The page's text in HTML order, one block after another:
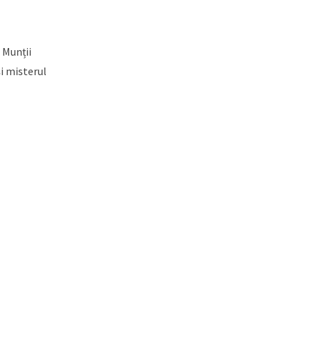
misterul